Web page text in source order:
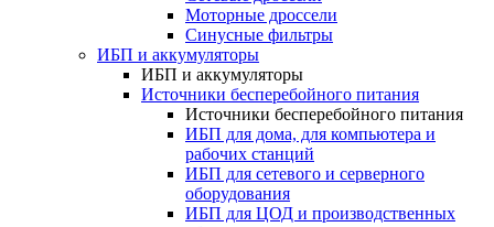
Моторные дроссели
Синусные фильтры
ИБП и аккумуляторы
ИБП и аккумуляторы
Источники бесперебойного питания
Источники бесперебойного питания
ИБП для дома, для компьютера и
рабочих станций
ИБП для сетевого и серверного
оборудования
ИБП для ЦОД и производственных